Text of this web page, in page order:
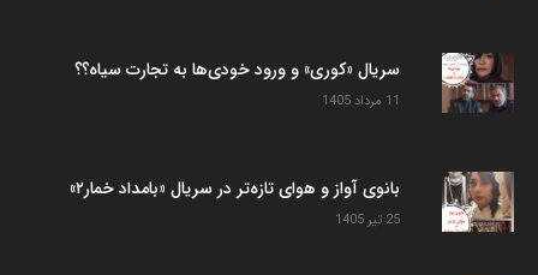
سریال «کوری» و ورود خودی‌ها به تجارت سیاه؟؟
11 مرداد 1405
بانوی آواز و هوای تازه‌تر در سریال «بامداد خمار۲»
25 تیر 1405